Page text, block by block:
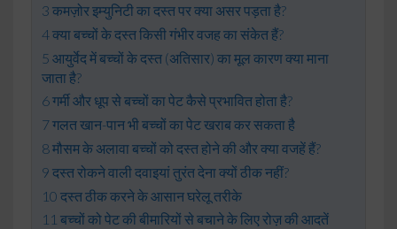
कमज़ोर इम्युनिटी का दस्त पर क्या असर पड़ता है?
क्या बच्चों के दस्त किसी गंभीर वजह का संकेत हैं?
आयुर्वेद में बच्चों के दस्त (अतिसार) का मूल कारण क्या माना
जाता है?
गर्मी और धूप से बच्चों का पेट कैसे प्रभावित होता है?
गलत खान-पान भी बच्चों का पेट खराब कर सकता है
मौसम के अलावा बच्चों को दस्त होने की और क्या वजहें हैं?
दस्त रोकने वाली दवाइयां तुरंत देना क्यों ठीक नहीं?
दस्त ठीक करने के आसान घरेलू तरीके
बच्चों को पेट की बीमारियों से बचाने के लिए रोज़ की आदतें